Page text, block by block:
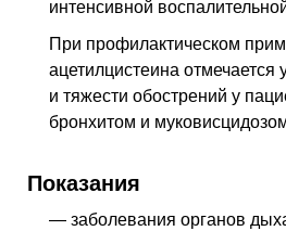
интенсивной
При профилактическом
ацетилцистеина
и тяжести обострений у
бронхитом и
Показания
— заболевания органов